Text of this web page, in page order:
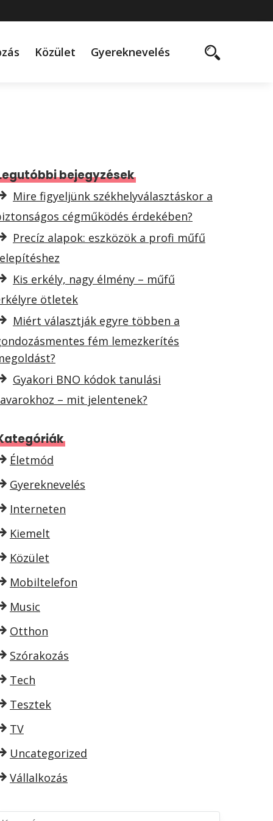
Közület Gyereknevelés
bejegyzések
Mire figyeljünk székhelyválasztáskor a
cégműködés érdekében?
Precíz alapok: eszközök a profi műfű
Kis erkély, nagy élmény – műfű
ötletek
Miért választják egyre többen a
fém lemezkerítés
Gyakori BNO kódok tanulási
– mit jelentenek?
Életmód
Gyereknevelés
Interneten
Kiemelt
Közület
Mobiltelefon
Music
Otthon
Szórakozás
Tech
Tesztek
TV
Uncategorized
Vállalkozás